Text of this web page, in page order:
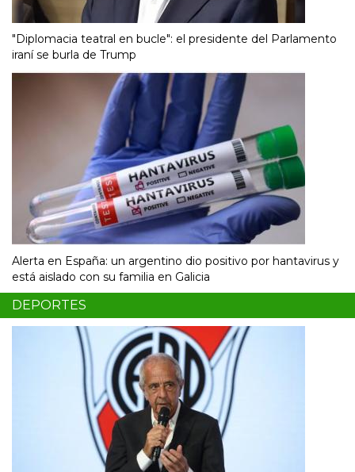
"Diplomacia teatral en bucle": el presidente del Parlamento
iraní se burla de Trump
Alerta en España: un argentino dio positivo por hantavirus y
está aislado con su familia en Galicia
DEPORTES